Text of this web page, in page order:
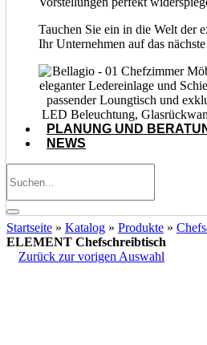
Tauchen Sie ein in die Welt der
Ihr Unternehmen auf das
PLANUNG UND
NEWS
Startseite » Katalog » Produkte »
ELEMENT Chefschreibtisch
Zurück zur vorigen Auswahl